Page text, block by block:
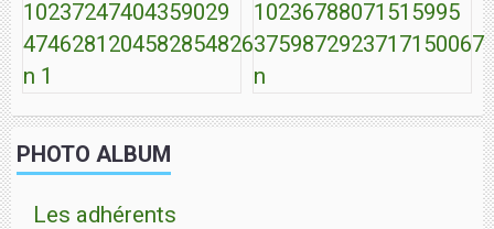
PHOTO ALBUM
Les adhérents